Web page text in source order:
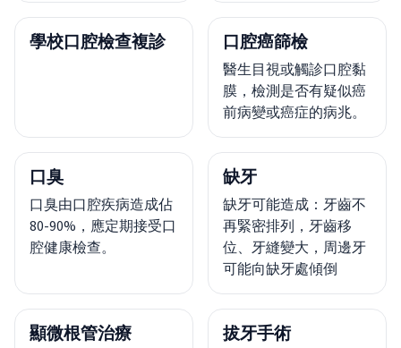
學校口腔檢查複診 口腔癌篩檢
醫生目視或觸診口腔黏
膜，檢測是否有疑似癌
前病變或癌症的病兆。
口臭
口臭由口腔疾病造成佔
80-90%，應定期接受口
腔健康檢查。
缺牙
缺牙可能造成：牙齒不
再緊密排列，牙齒移
位、牙縫變大，周邊牙
可能向缺牙處傾倒
顯微根管治療 拔牙手術